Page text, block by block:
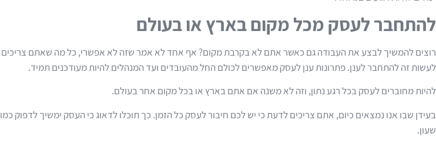
להתחבר לעסק מכל מקום בארץ או בעולם
רוצים להמשיך לבצע את העבודה גם כאשר אתם לא בקרבת מקום? אף אחד לא אמר שזה לא אפשרי, כל מה שאתם צריכים
לעשות זה להתחבר לענן. פתרונות ענן לעסק מאפשרים לכולם החל מהעובדים ועד המנהלים להיות מעודכנים תמיד.
להיות מחוברים לעסק בכל רגע נתון, וזה לא משנה אם אתם בארץ או בכל מקום אחר בעולם.
בעידן שבו אנו נמצאים כיום, אתם צריכים לדעת כי יש לכם חיבור לעסק כל הזמן. כך תוכלו לדאוג כי העסק ימשיך לדפוק כמו
שעון.